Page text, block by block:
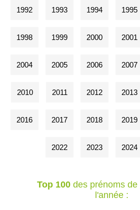
1992 1993 1994 1995
1998 1999 2000 2001
2004 2005 2006 2007
2010 2011 2012 2013
2016 2017 2018 2019
2022 2023 2024
Top 100des prénoms de
l'année :